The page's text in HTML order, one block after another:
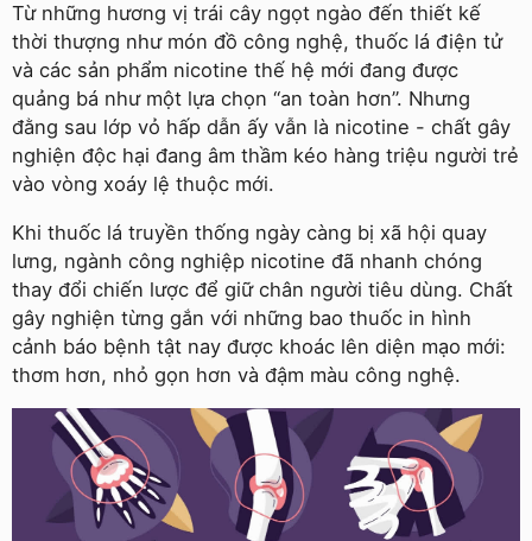
Từ những hương vị trái cây ngọt ngào đến thiết kế
thời thượng như món đồ công nghệ, thuốc lá điện tử
và các sản phẩm nicotine thế hệ mới đang được
quảng bá như một lựa chọn “an toàn hơn”. Nhưng
đằng sau lớp vỏ hấp dẫn ấy vẫn là nicotine - chất gây
nghiện độc hại đang âm thầm kéo hàng triệu người trẻ
vào vòng xoáy lệ thuộc mới.
Khi thuốc lá truyền thống ngày càng bị xã hội quay
lưng, ngành công nghiệp nicotine đã nhanh chóng
thay đổi chiến lược để giữ chân người tiêu dùng. Chất
gây nghiện từng gắn với những bao thuốc in hình
cảnh báo bệnh tật nay được khoác lên diện mạo mới:
thơm hơn, nhỏ gọn hơn và đậm màu công nghệ.